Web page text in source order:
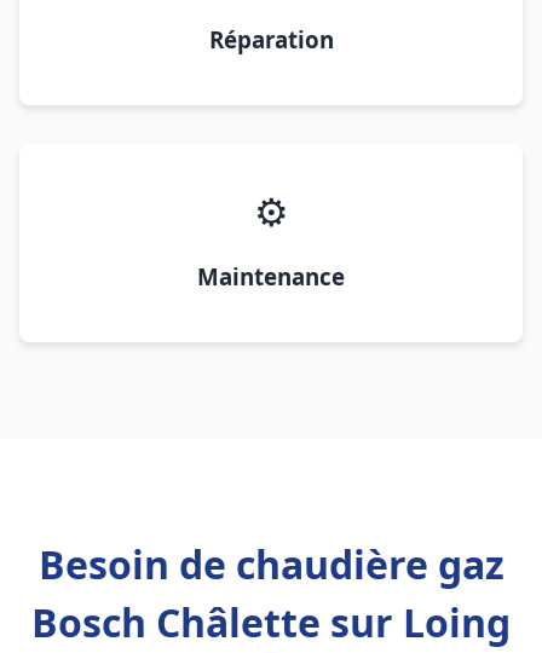
Réparation
⚙️
Maintenance
Besoin de chaudière gaz
Bosch Châlette sur Loing